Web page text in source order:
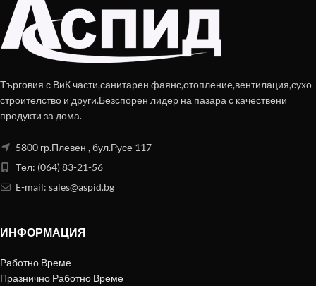
Търговия с ВиК части,санитарен фаянс,отопление,вентилация,сухо
строителство и други.Безспорен лидер на пазара с качествени
продукти за дома.
5800 гр.Плевен , бул.Русе 117
Тел: (064) 83-21-56
E-mail: sales@aspid.bg
ИНФОРМАЦИЯ
Работно Време
Празнично Работно Време